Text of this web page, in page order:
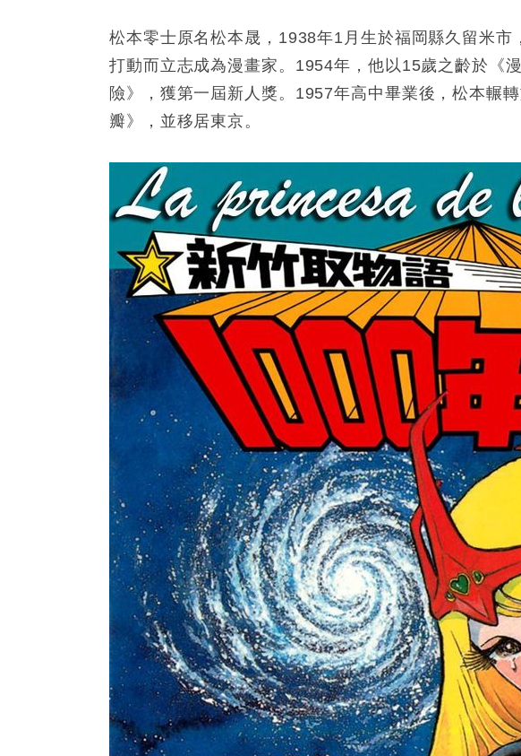
松本零士原名松本晟，1938年1月生於福岡縣久留米市
打動而立志成為漫畫家。1954年，他以15歲之齡於《
險》，獲第一屆新人獎。1957年高中畢業後，松本輾
瓣》，並移居東京。